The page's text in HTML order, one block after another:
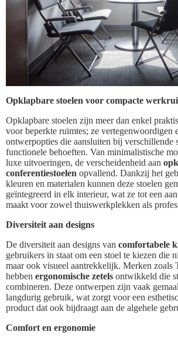
Opklapbare stoelen voor compacte
Opklapbare stoelen zijn meer dan enkel
voor beperkte ruimtes; ze vertegenwoordigen
ontwerpopties die aansluiten bij verschillende
functionele behoeften. Van minimalistische
luxe uitvoeringen, de verscheidenheid aan
conferentiestoelen opvallend. Dankzij het
kleuren en materialen kunnen deze stoelen
geïntegreerd in elk interieur, wat ze tot een
maakt voor zowel thuiswerkplekken als
Diversiteit aan designs
De diversiteit aan designs van comfortabele
gebruikers in staat om een stoel te kiezen die
maar ook visueel aantrekkelijk. Merken zoals
hebben ergonomische zetels ontwikkeld die
combineren. Deze ontwerpen zijn vaak
langdurig gebruik, wat zorgt voor een
product dat ook bijdraagt aan de algehele
Comfort en ergonomie